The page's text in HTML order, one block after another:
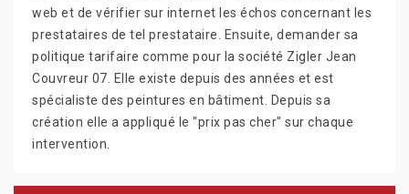
web et de vérifier sur internet les échos concernant les
prestataires de tel prestataire. Ensuite, demander sa
politique tarifaire comme pour la société Zigler Jean
Couvreur 07. Elle existe depuis des années et est
spécialiste des peintures en bâtiment. Depuis sa
création elle a appliqué le "prix pas cher" sur chaque
intervention.